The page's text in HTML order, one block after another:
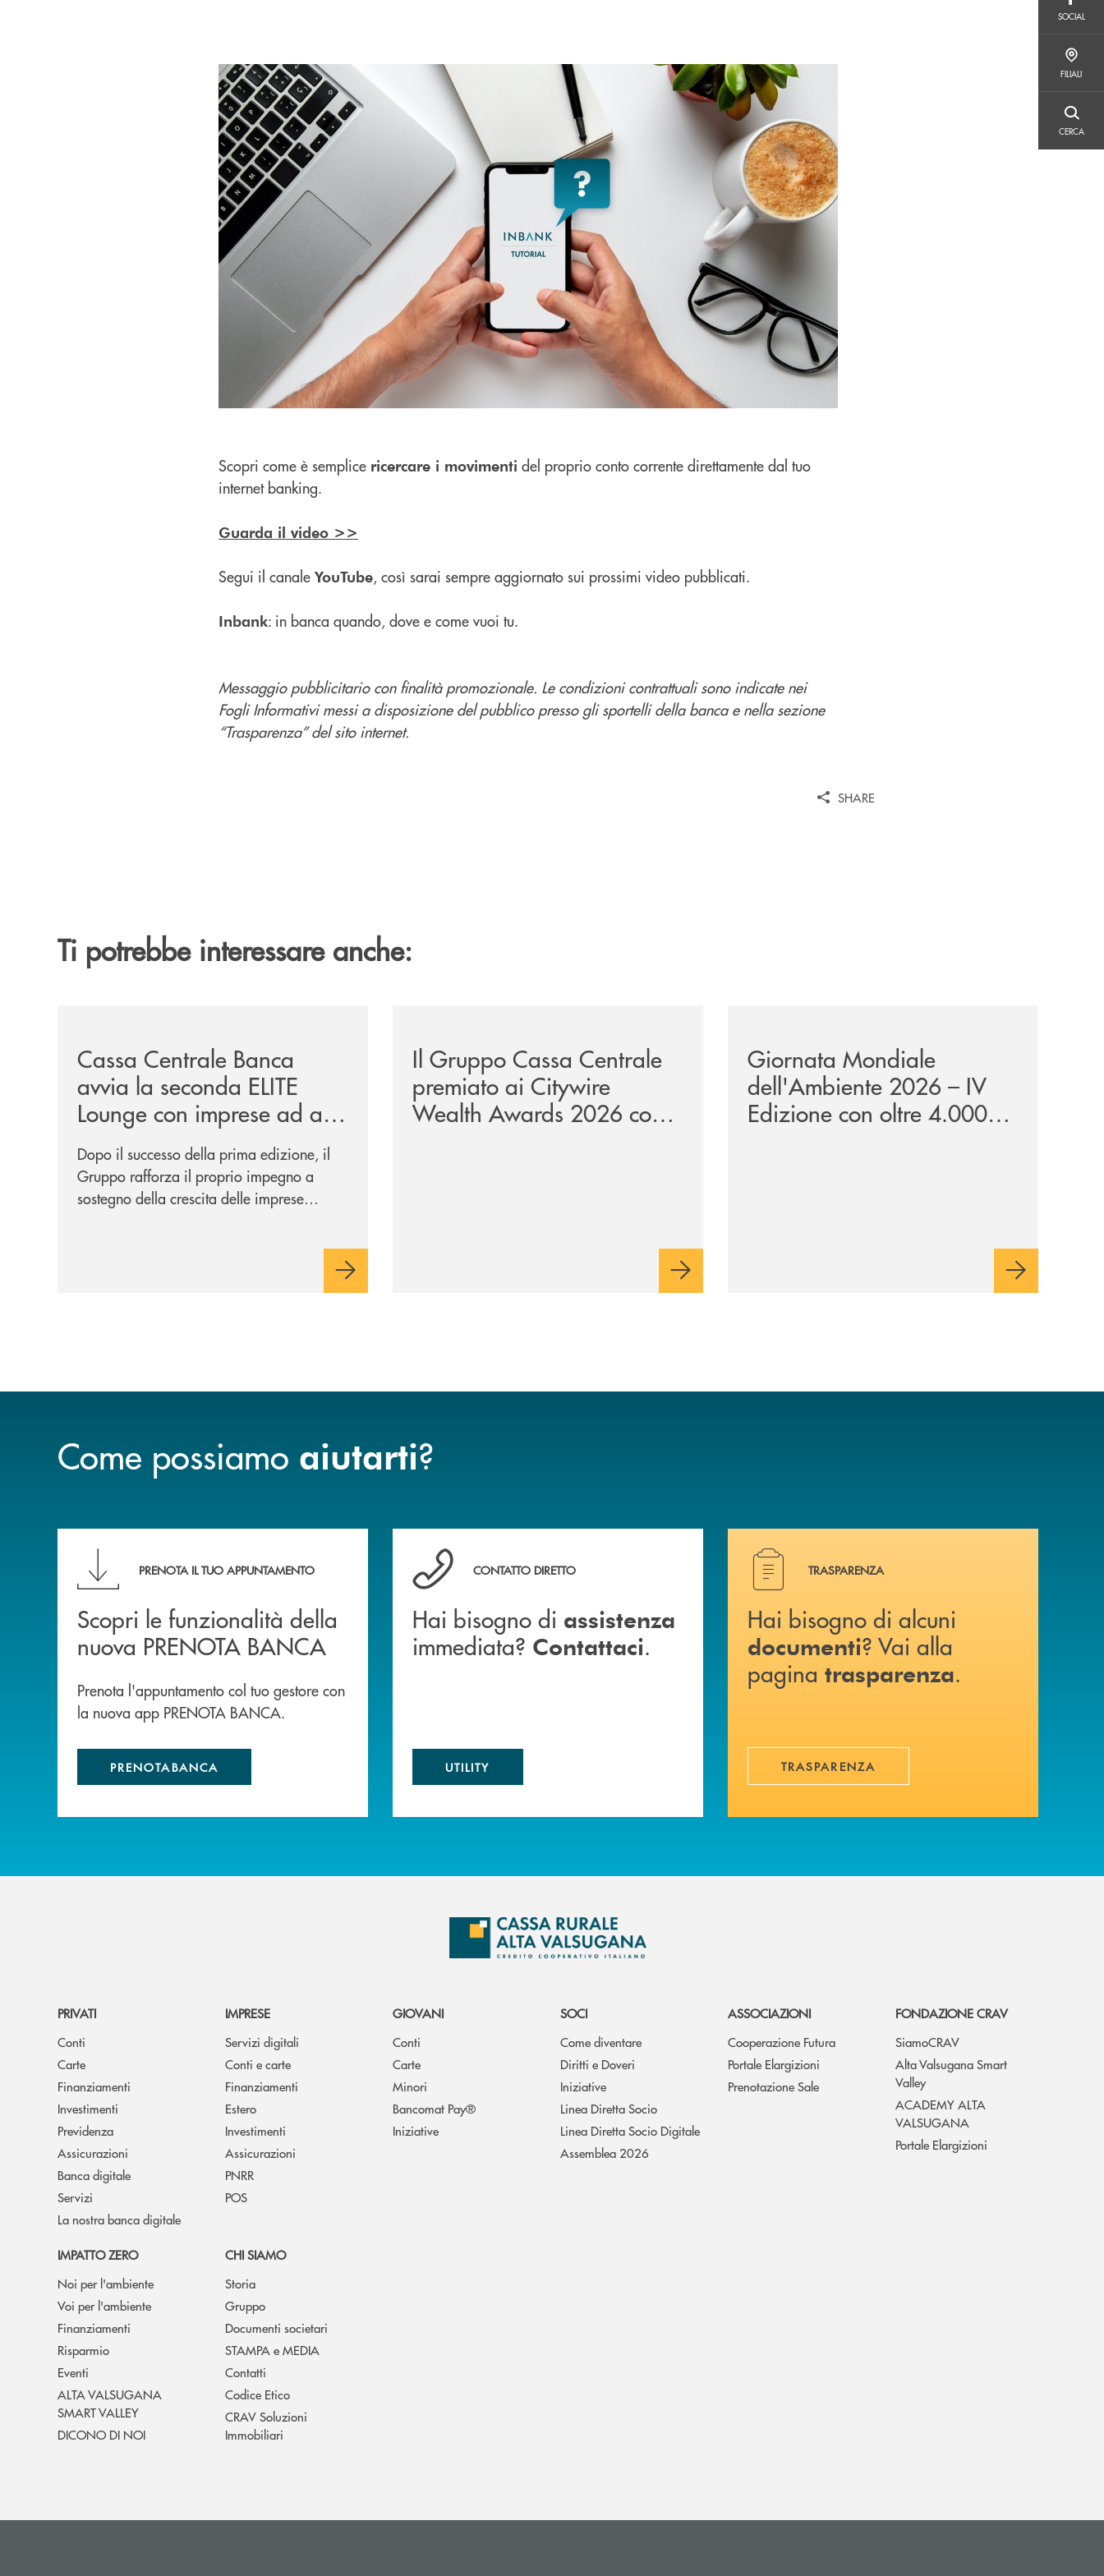
SOCIAL
FILIALI
CERCA
Scopri come è semplice ricercare i movimenti del proprio conto corrente direttamente dal tuo
internet banking.
Guarda il video >>
Segui il canale YouTube, così sarai sempre aggiornato sui prossimi video pubblicati.
Inbank: in banca quando, dove e come vuoi tu.
Messaggio pubblicitario con finalità promozionale. Le condizioni contrattuali sono indicate nei
Fogli Informativi messi a disposizione del pubblico presso gli sportelli della banca e nella sezione
“Trasparenza” del sito internet.
SHARE
Ti potrebbe interessare anche:
Cassa Centrale Banca
avvia la seconda ELITE
Lounge con imprese ad alto
potenziale
Dopo il successo della prima edizione, il
Gruppo rafforza il proprio impegno a
sostegno della crescita delle imprese
Il Gruppo Cassa Centrale
premiato ai Citywire
Wealth Awards 2026 come
Giornata Mondiale
dell'Ambiente 2026 – IV
Edizione con oltre 4.000
Come possiamo aiutarti?
PRENOTA IL TUO APPUNTAMENTO
Scopri le funzionalità della
nuova PRENOTA BANCA
Prenota l'appuntamento col tuo gestore con
la nuova app PRENOTA BANCA.
PRENOTABANCA
Hai bisogno di assistenza immediata? Contattaci .
CONTATTO DIRETTO
Hai bisogno di assistenza
immediata? Contattaci.
UTILITY
Hai bisogno di alcuni documenti ? Vai alla pagina
TRASPARENZA
Hai bisogno di alcuni
documenti? Vai alla
pagina trasparenza.
TRASPARENZA
PRIVATI
Conti
Carte
Finanziamenti
Investimenti
Previdenza
Assicurazioni
Banca digitale
Servizi
La nostra banca digitale
IMPRESE
Servizi digitali
Conti e carte
Finanziamenti
Estero
Investimenti
Assicurazioni
PNRR
POS
GIOVANI
Conti
Carte
Minori
Bancomat Pay®
Iniziative
SOCI
Come diventare
Diritti e Doveri
Iniziative
Linea Diretta Socio
Linea Diretta Socio Digitale
Assemblea 2026
ASSOCIAZIONI
Cooperazione Futura
Portale Elargizioni
Prenotazione Sale
FONDAZIONE CRAV
SiamoCRAV
Alta Valsugana Smart
Valley
ACADEMY ALTA
VALSUGANA
Portale Elargizioni
IMPATTO ZERO
Noi per l'ambiente
Voi per l'ambiente
Finanziamenti
Risparmio
Eventi
ALTA VALSUGANA
SMART VALLEY
DICONO DI NOI
CHI SIAMO
Storia
Gruppo
Documenti societari
STAMPA e MEDIA
Contatti
Codice Etico
CRAV Soluzioni
Immobiliari